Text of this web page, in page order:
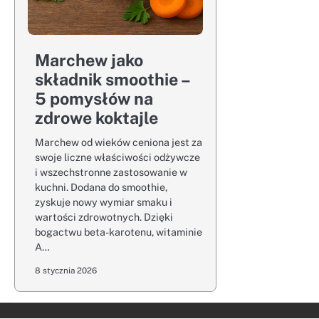
Marchew jako
składnik smoothie –
5 pomysłów na
zdrowe koktajle
Marchew od wieków ceniona jest za
swoje liczne właściwości odżywcze
i wszechstronne zastosowanie w
kuchni. Dodana do smoothie,
zyskuje nowy wymiar smaku i
wartości zdrowotnych. Dzięki
bogactwu beta-karotenu, witaminie
A…
8 stycznia 2026